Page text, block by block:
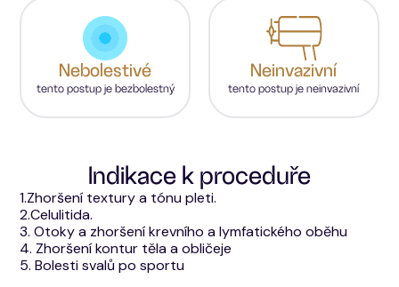
Nebolestivé
tento postup je bezbolestný
Neinvazivní
tento postup je neinvazivní
Indikace k proceduře
1.Zhoršení textury a tónu pleti.
2.Celulitida.
3. Otoky a zhoršení krevního a lymfatického oběhu
4. Zhoršení kontur těla a obličeje
5. Bolesti svalů po sportu